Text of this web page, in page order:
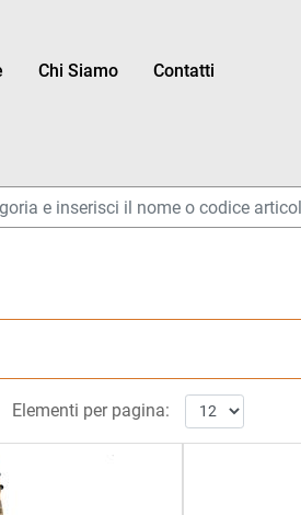
Chi Siamo Contatti
Elementi per pagina: